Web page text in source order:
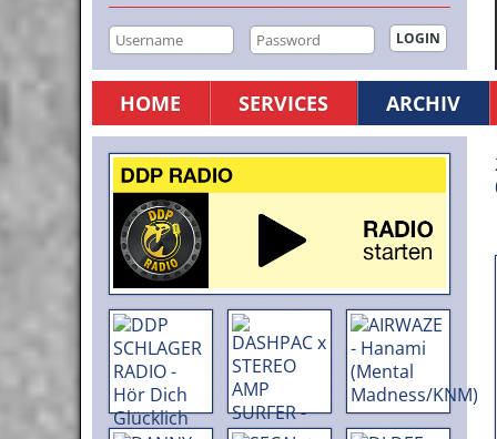
HOME SERVICES ARCHIV